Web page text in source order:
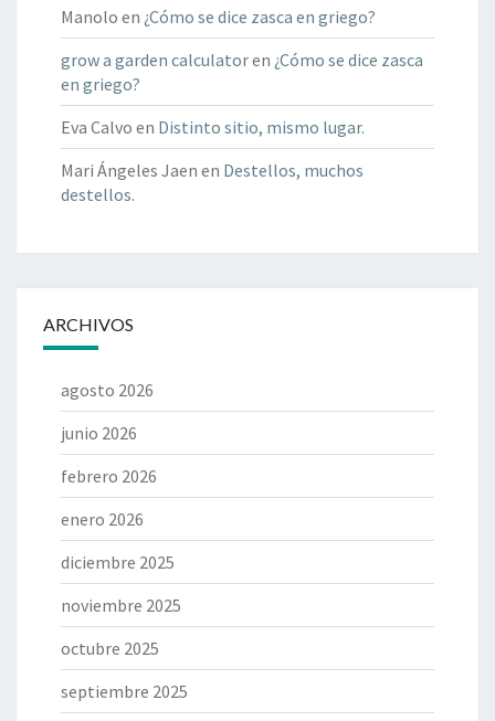
Manolo en ¿Cómo se dice zasca en griego?
grow a garden calculatoren ¿Cómo se dice zasca
en griego?
Eva Calvo en Distinto sitio, mismo lugar.
Mari Ángeles Jaen en Destellos, muchos
destellos.
ARCHIVOS
agosto 2026
junio 2026
febrero 2026
enero 2026
diciembre 2025
noviembre 2025
octubre 2025
septiembre 2025